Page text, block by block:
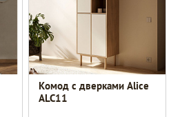
Комод с дверками Alice
ALC11